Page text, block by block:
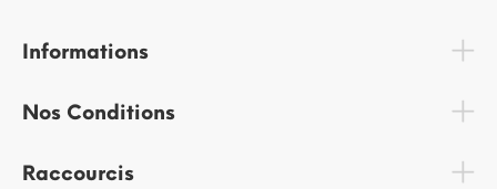
Informations
Nos Conditions
Raccourcis